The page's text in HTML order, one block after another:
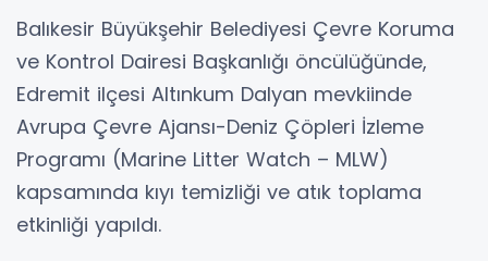
Balıkesir Büyükşehir Belediyesi Çevre Koruma
ve Kontrol Dairesi Başkanlığı öncülüğünde,
Edremit ilçesi Altınkum Dalyan mevkiinde
Avrupa Çevre Ajansı-Deniz Çöpleri İzleme
Programı (Marine Litter Watch – MLW)
kapsamında kıyı temizliği ve atık toplama
etkinliği yapıldı.